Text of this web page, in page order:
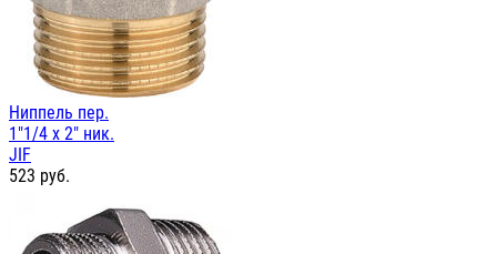
Ниппель пер.
1"1/4 х 2" ник.
JIF
523 руб.